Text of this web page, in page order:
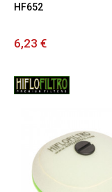
HF652
6,23 €